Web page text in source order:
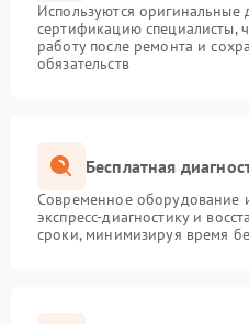
Используются
сертификацию специалисты,
работу после ремонта и
обязательств
Бесплатная
Современное оборудование
экспресс-диагностику и
сроки, минимизируя время